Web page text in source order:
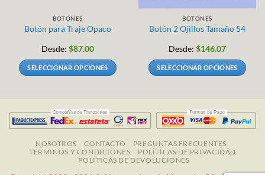
BOTONES
Botón para Traje Opaco
Desde: $87.00
SELECCIONAR OPCIONES
múltiples
variantes.
Las
opciones
BOTONES
Botón 2 Ojillos Tamaño 54
Desde: $146.07
SELECCIONAR OPCIONES
múltiples
variantes.
Las
opciones
NOSOTROS CONTACTO
PREGUNTAS FRECUENTES
TERMINOS Y CONDICIONES
POLÍTICAS DE PRIVACIDAD
POLÍTICAS DE DEVOLUCIONES